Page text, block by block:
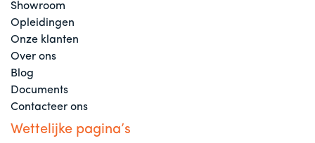
Showroom
Opleidingen
Onze klanten
Over ons
Blog
Documents
Contacteer ons
Wettelijke pagina’s